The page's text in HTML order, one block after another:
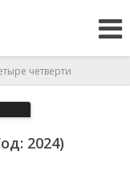
четверти
2024)